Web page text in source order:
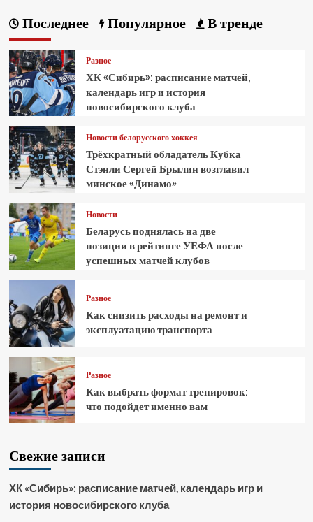
Последнее Популярное В тренде
Разное
ХК «Сибирь»: расписание матчей,
календарь игр и история
новосибирского клуба
Новости белорусского хоккея
Трёхкратный обладатель Кубка
Стэнли Сергей Брылин возглавил
минское «Динамо»
Новости
Беларусь поднялась на две
позиции в рейтинге УЕФА после
успешных матчей клубов
Разное
Как снизить расходы на ремонт и
эксплуатацию транспорта
Разное
Как выбрать формат тренировок:
что подойдет именно вам
Свежие записи
ХК «Сибирь»: расписание матчей, календарь игр и
история новосибирского клуба